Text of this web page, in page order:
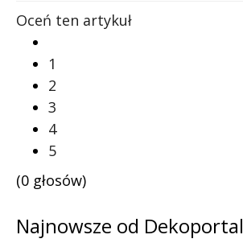
Oceń ten artykuł
1
2
3
4
5
(0 głosów)
Najnowsze od Dekoportal